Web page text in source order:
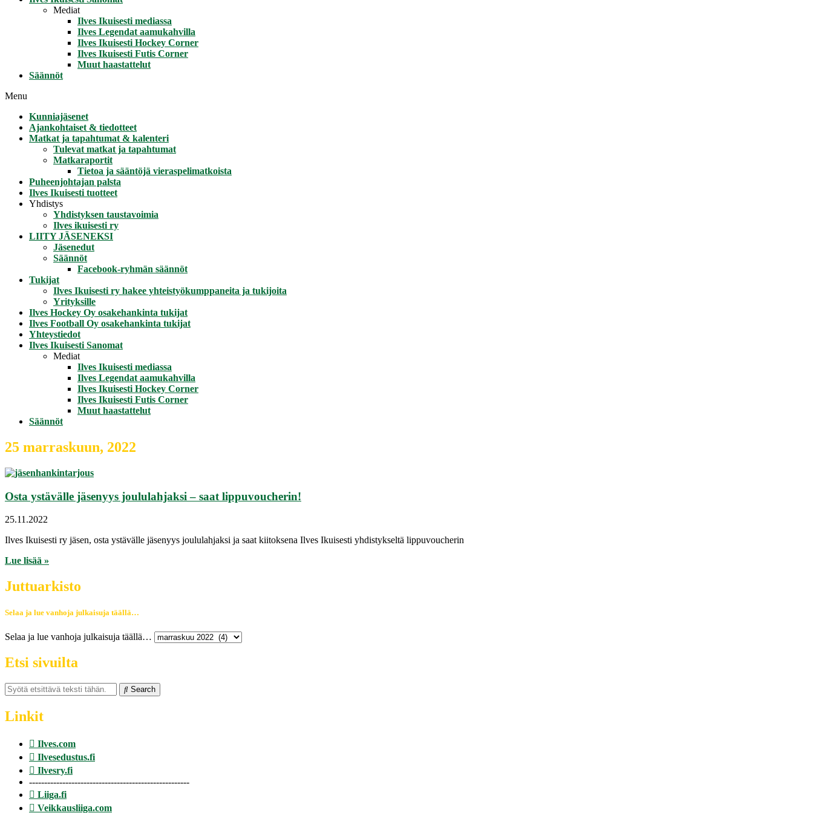
Mediat
Ilves Ikuisesti mediassa
Ilves Legendat aamukahvilla
Ilves Ikuisesti Hockey Corner
Ilves Ikuisesti Futis Corner
Muut haastattelut
Säännöt
Menu
Kunniajäsenet
Ajankohtaiset & tiedotteet
Matkat ja tapahtumat & kalenteri
Tulevat matkat ja tapahtumat
Matkaraportit
Tietoa ja sääntöjä vieraspelimatkoista
Puheenjohtajan palsta
Ilves Ikuisesti tuotteet
Yhdistys
Yhdistyksen taustavoimia
Ilves ikuisesti ry
LIITY JÄSENEKSI
Jäsenedut
Säännöt
Facebook-ryhmän säännöt
Tukijat
Ilves Ikuisesti ry hakee yhteistyökumppaneita ja tukijoita
Yrityksille
Ilves Hockey Oy osakehankinta tukijat
Ilves Football Oy osakehankinta tukijat
Yhteystiedot
Ilves Ikuisesti Sanomat
Mediat
Ilves Ikuisesti mediassa
Ilves Legendat aamukahvilla
Ilves Ikuisesti Hockey Corner
Ilves Ikuisesti Futis Corner
Muut haastattelut
Säännöt
25 marraskuun, 2022
Osta ystävälle jäsenyys joululahjaksi – saat lippuvoucherin!
25.11.2022
Ilves Ikuisesti ry jäsen, osta ystävälle jäsenyys joululahjaksi ja saat kiitoksena Ilves Ikuisesti yhdistykseltä lippuvoucherin
Lue lisää »
Juttuarkisto
Selaa ja lue vanhoja julkaisuja täällä…
Selaa ja lue vanhoja julkaisuja täällä…
Etsi sivuilta
Search
Linkit
Ilves.com
Ilvesedustus.fi
Ilvesry.fi
-----------------------------------------------------
Liiga.fi
Veikkausliiga.com